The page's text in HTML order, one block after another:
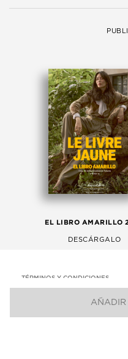
EL LIBRO AMARILLO
DESCÁRGALO
TÉRMINOS Y CONDICIONES